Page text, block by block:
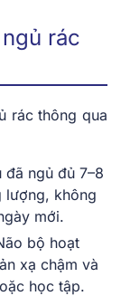
rác
rác thông qua
đã ngủ đủ 7–8
lượng, không
mới.
bộ hoạt
xạ chậm và
học tập.